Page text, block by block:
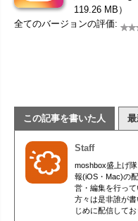
119.26 MB）
全てのバージョンの評価:
この記事を書いた人
Staff
moshbox盛上げ
報(iOS・Mac)の
営・編集を行っ
方々は是非誰が
じめに配信してお